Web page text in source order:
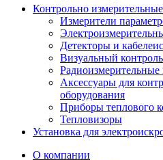
Контрольно
Измерители
Детекторы и
Визуальный контроль
Аксессуары для
оборудования
Приборы теплового
Тепловизоры
Установка для
О компании